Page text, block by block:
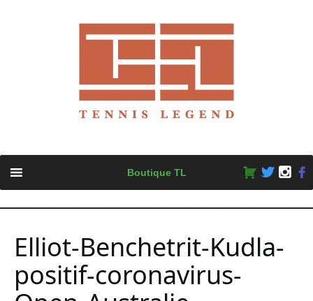
content
Boutique TL
Elliot-Benchetrit-Kudla-
positif-coronavirus-